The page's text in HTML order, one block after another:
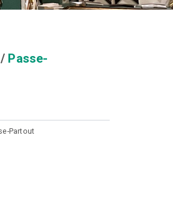
/ Passe-
Partout